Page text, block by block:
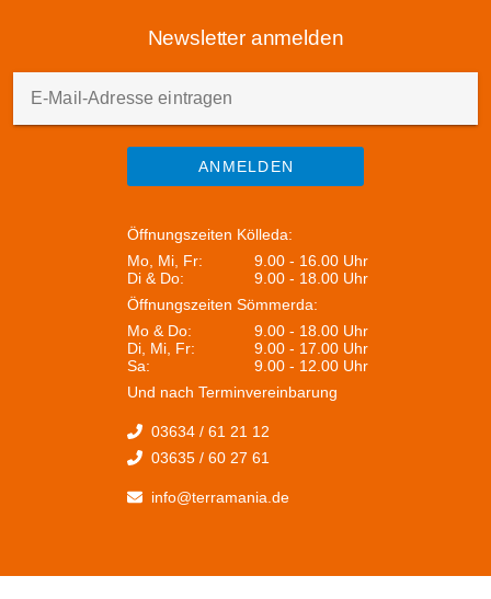
radeln durch den Spessart über Wertheim an der Tauber
Mündung bis in das malerische Miltenberg.
Anforderungen: Tagestouren von 35-72 km Länge, für
Radler mit guter sportlicher Kondition oder E-Biker. Da
der Radweg nicht immer am Fluss entlangführt, gilt es
auch einige Steigungen und Abfahrten zu bewältigen.
Strecke / Wegbeschaffenheit: Die Streckenführung
erfolgt überwiegend auf dem zu 90% asphaltierten Main-
Newsletter anmelden
E-Mail-Adresse eintragen
ANMELDEN
Öffnungszeiten Kölleda:
Mo, Mi, Fr:
9.00 - 16.00 Uhr
Di & Do:
9.00 - 18.00 Uhr
Öffnungszeiten Sömmerda:
Mo & Do:
9.00 - 18.00 Uhr
Di, Mi, Fr:
9.00 - 17.00 Uhr
Sa:
9.00 - 12.00 Uhr
Und nach Terminvereinbarung
03634 / 61 21 12
03635 / 60 27 61
info@terramania.de